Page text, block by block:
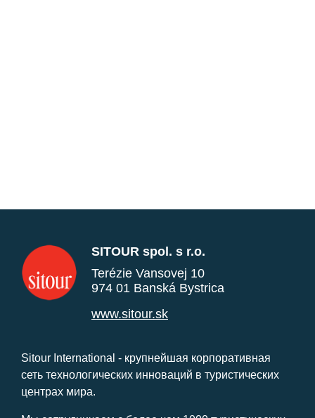
SITOUR spol. s r.o.
Terézie Vansovej 10
974 01 Banská Bystrica
www.sitour.sk
Sitour International - крупнейшая корпоративная
сеть технологических инноваций в туристических
центрах мира.